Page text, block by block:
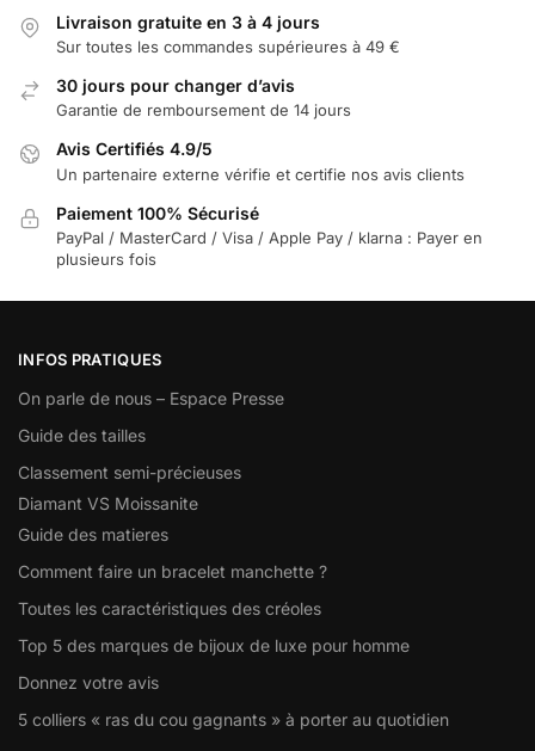
Livraison gratuite en 3 à 4 jours
Sur toutes les commandes supérieures à 49 €
30 jours pour changer d’avis
Garantie de remboursement de 14 jours
Avis Certifiés 4.9/5
Un partenaire externe vérifie et certifie nos avis clients
Paiement 100% Sécurisé
PayPal / MasterCard / Visa / Apple Pay / klarna : Payer en
plusieurs fois
INFOS PRATIQUES
On parle de nous – Espace Presse
Guide des tailles
Classement semi-précieuses
Diamant VS Moissanite
Guide des matieres
Comment faire un bracelet manchette ?
Toutes les caractéristiques des créoles
Top 5 des marques de bijoux de luxe pour homme
Donnez votre avis
5 colliers « ras du cou gagnants » à porter au quotidien